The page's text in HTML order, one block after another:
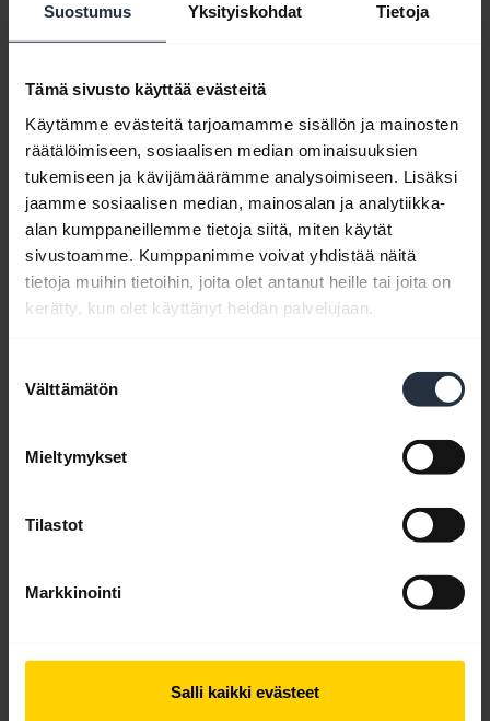
Suostumus Yksityiskohdat Tietoja
Tämä sivusto käyttää evästeitä
Käytämme evästeitä tarjoamamme sisällön ja mainosten
räätälöimiseen, sosiaalisen median ominaisuuksien
tukemiseen ja kävijämäärämme analysoimiseen. Lisäksi
jaamme sosiaalisen median, mainosalan ja analytiikka-
alan kumppaneillemme tietoja siitä, miten käytät
sivustoamme. Kumppanimme voivat yhdistää näitä
tietoja muihin tietoihin, joita olet antanut heille tai joita on
kerätty, kun olet käyttänyt heidän palvelujaan.
valinta
Välttämätön
Mieltymykset
Tilastot
Markkinointi
Salli kaikki evästeet
Resurssit käytön aloituksen tueksi
Bluetooth-laitepariopas
Yhteensopivuusopas